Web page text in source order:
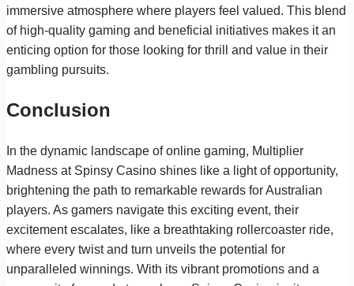
immersive atmosphere where players feel valued. This blend
of high-quality gaming and beneficial initiatives makes it an
enticing option for those looking for thrill and value in their
gambling pursuits.
Conclusion
In the dynamic landscape of online gaming, Multiplier
Madness at Spinsy Casino shines like a light of opportunity,
brightening the path to remarkable rewards for Australian
players. As gamers navigate this exciting event, their
excitement escalates, like a breathtaking rollercoaster ride,
where every twist and turn unveils the potential for
unparalleled winnings. With its vibrant promotions and a